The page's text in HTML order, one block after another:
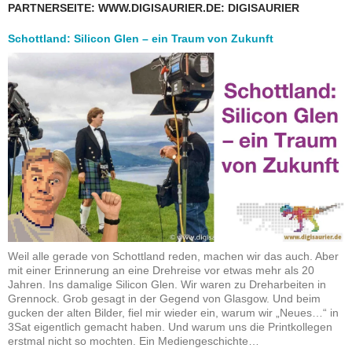
PARTNERSEITE: WWW.DIGISAURIER.DE: DIGISAURIER
Schottland: Silicon Glen – ein Traum von Zukunft
Weil alle gerade von Schottland reden, machen wir das auch. Aber
mit einer Erinnerung an eine Drehreise vor etwas mehr als 20
Jahren. Ins damalige Silicon Glen. Wir waren zu Dreharbeiten in
Grennock. Grob gesagt in der Gegend von Glasgow. Und beim
gucken der alten Bilder, fiel mir wieder ein, warum wir „Neues…“ in
3Sat eigentlich gemacht haben. Und warum uns die Printkollegen
erstmal nicht so mochten. Ein Mediengeschichte…